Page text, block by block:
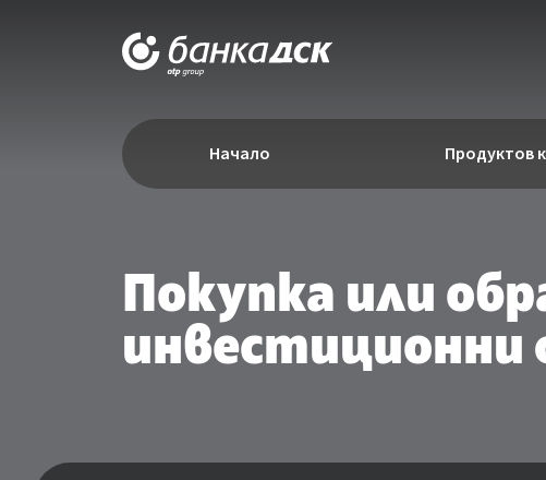
Начало Продуктов
Покупка или
инвестиционни